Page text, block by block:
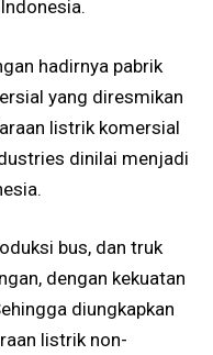
hadirnya pabrik
yang diresmikan
listrik komersial
dinilai menjadi
bus, dan truk
dengan kekuatan
diungkapkan
listrik non-